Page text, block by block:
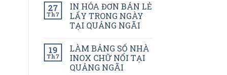
27
Th7
IN HÓA ĐƠN BÁN LẺ
LẤY TRONG NGÀY
TẠI QUẢNG NGÃI
19
Th7
LÀM BẢNG SỐ NHÀ
INOX CHỮ NỔI TẠI
QUẢNG NGÃI